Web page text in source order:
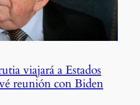
viajará a Estados
reunión con Biden